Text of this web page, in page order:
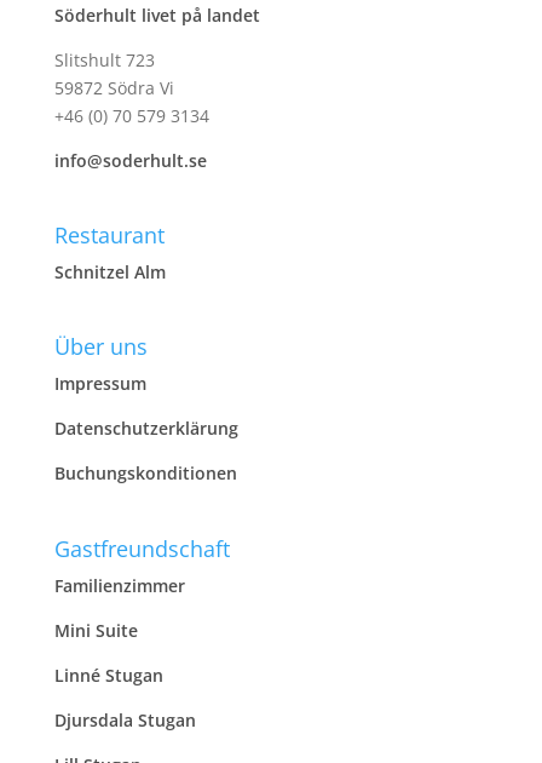
Söderhult livet på landet
Slitshult 723
59872 Södra Vi
+46 (0) 70 579 3134
info@soderhult.se
Restaurant
Schnitzel Alm
Über uns
Impressum
Datenschutzerklärung
Buchungskonditionen
Gastfreundschaft
Familienzimmer
Mini Suite
Linné Stugan
Djursdala Stugan